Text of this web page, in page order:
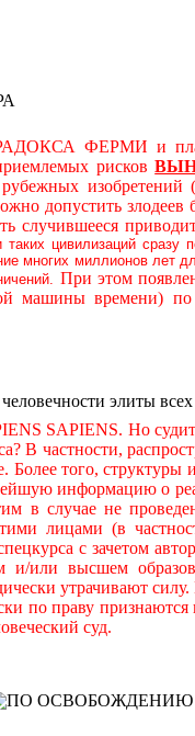
ФЕРМИ и
рисков
рубежных
допустить
случившееся
таких цивилизаций
многих миллионов лет
При этом
машины времени) по
элиты
SAPIENS. Но
В частности,
Более того,
информацию о
в случае не
лицами (в
с зачетом
и/или высшем
утрачивают
по праву
суд.
ПО ОСВОБОЖДЕНИЮ